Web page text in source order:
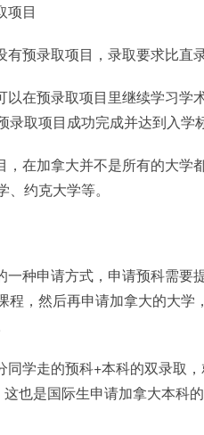
项目
有预录取项目，录取要求比直
以在预录取项目里继续学习学
录取项目成功完成并达到入学
，在加拿大并不是所有的大学
约克大学等。
一种申请方式，申请预科需要
程，然后再申请加拿大的大
同学走的预科+本科的双录取
也是国际生申请加拿大本科的